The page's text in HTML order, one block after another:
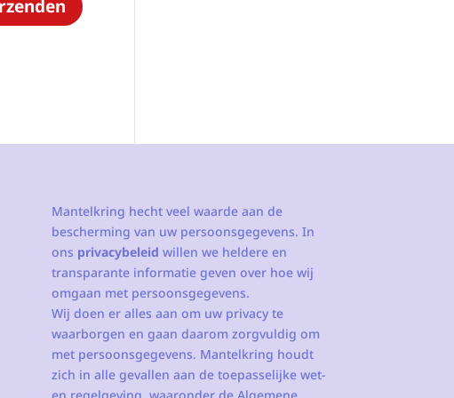
Mantelkring hecht veel waarde aan de
bescherming van uw persoonsgegevens. In
ons privacybeleid willen we heldere en
transparante informatie geven over hoe wij
omgaan met persoonsgegevens.
Wij doen er alles aan om uw privacy te
waarborgen en gaan daarom zorgvuldig om
met persoonsgegevens. Mantelkring houdt
zich in alle gevallen aan de toepasselijke wet-